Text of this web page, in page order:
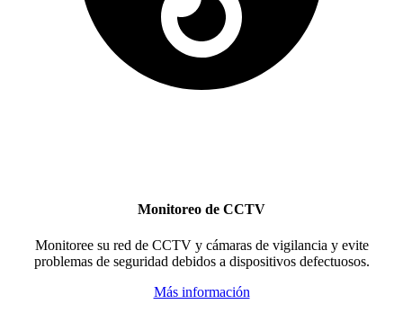
Monitoreo de CCTV
Monitoree su red de CCTV y cámaras de vigilancia y evite
problemas de seguridad debidos a dispositivos defectuosos.
Más información